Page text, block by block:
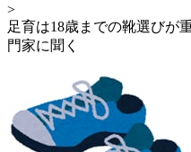
>
足育は18歳までの靴選びが
門家に聞く